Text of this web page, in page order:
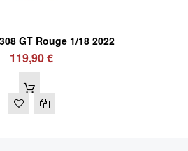
GT Rouge 1/18 2022
119,90 €